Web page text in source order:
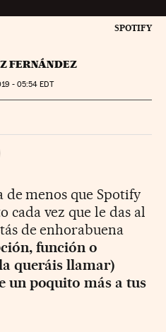
SPOTIFY
FERNÁNDEZ
- 05:54 EDT
Sociales
de menos que Spotify
cada vez que le das al
de enhorabuena
función o
queráis llamar)
un poquito más a tus